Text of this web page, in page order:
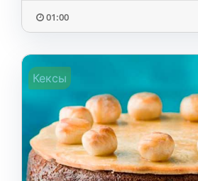
01:00
Кексы